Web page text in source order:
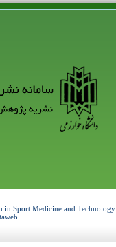
in Sport Medicine and Technology